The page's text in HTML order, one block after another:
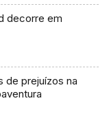
decorre em
de prejuízos na